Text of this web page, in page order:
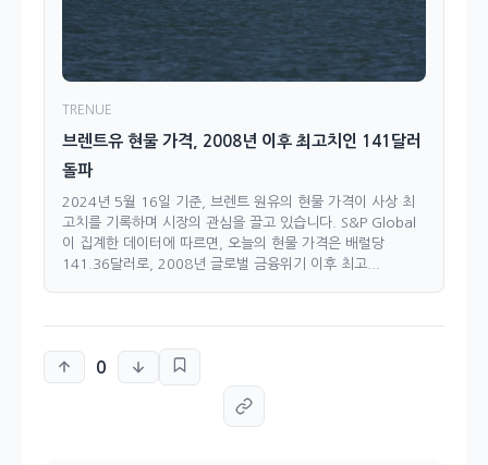
TRENUE
브렌트유 현물 가격, 2008년 이후 최고치인 141달러
돌파
2024년 5월 16일 기준, 브렌트 원유의 현물 가격이 사상 최
고치를 기록하며 시장의 관심을 끌고 있습니다. S&P Global
이 집계한 데이터에 따르면, 오늘의 현물 가격은 배럴당
141.36달러로, 2008년 글로벌 금융위기 이후 최고...
0